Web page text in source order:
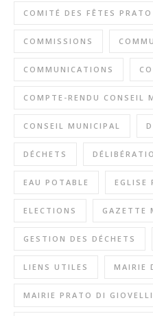
COMITÉ DES FÊTES
COMMISSIONS
COMMUNICATIONS
COMPTE-RENDU CONSEIL
CONSEIL MUNICIPAL
DÉCHETS
EAU POTABLE EGLISE
ELECTIONS GAZETTE
GESTION DES DÉCHETS
LIENS UTILES MAIRIE
MAIRIE PRATO DI